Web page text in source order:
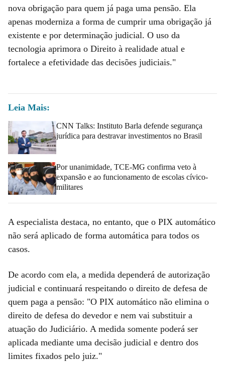
nova obrigação para quem já paga uma pensão. Ela
apenas moderniza a forma de cumprir uma obrigação já
existente e por determinação judicial. O uso da
tecnologia aprimora o Direito à realidade atual e
fortalece a efetividade das decisões judiciais."
Leia Mais:
CNN Talks: Instituto Barla defende segurança
jurídica para destravar investimentos no Brasil
Por unanimidade, TCE-MG confirma veto à
expansão e ao funcionamento de escolas cívico-
militares
A especialista destaca, no entanto, que o PIX automático
não será aplicado de forma automática para todos os
casos.
De acordo com ela, a medida dependerá de autorização
judicial e continuará respeitando o direito de defesa de
quem paga a pensão: "O PIX automático não elimina o
direito de defesa do devedor e nem vai substituir a
atuação do Judiciário. A medida somente poderá ser
aplicada mediante uma decisão judicial e dentro dos
limites fixados pelo juiz."